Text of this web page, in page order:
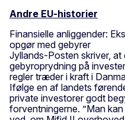
Andre EU-historier
Finansielle anliggender:
opgør med gebyrer
Jyllands-Posten skriver, at
gebyroprydning på
regler træder i kraft i
Ifølge en af landets
private investorer godt
forventningerne. ”Man